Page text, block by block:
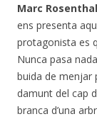
Marc Rosenthal
ens presenta
protagonista es
Nunca pasa
buida de menjar
damunt del cap
branca d’una